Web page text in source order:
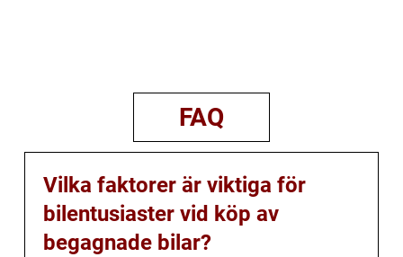
FAQ
Vilka faktorer är viktiga för
bilentusiaster vid köp av
begagnade bilar?